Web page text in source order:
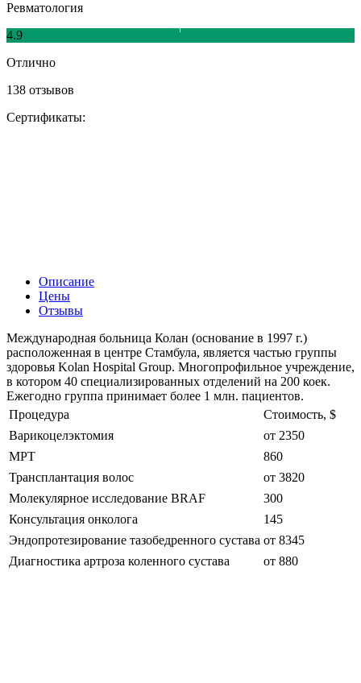
Ревматология
4.9
Отлично
138 отзывов
Сертификаты:
Описание
Цены
Отзывы
Международная больница Колан (основание в 1997 г.)
расположенная в центре Стамбула, является частью группы
здоровья Kolan Hospital Group. Многопрофильное учреждение,
в котором 40 специализированных отделений на 200 коек.
Ежегодно группа принимает более 1 млн. пациентов.
Процедура
Стоимость, $
Варикоцелэктомия
от 2350
МРТ
860
Трансплантация волос
от 3820
Молекулярное исследование BRAF
300
Консультация онколога
145
Эндопротезирование тазобедренного сустава от 8345
Диагностика артроза коленного сустава
от 880